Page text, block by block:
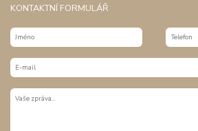
KONTAKTNÍ FORMULÁŘ